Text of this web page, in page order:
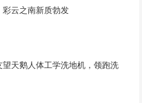
云之南新质勃发
天鹅人体工学洗地机，领跑洗